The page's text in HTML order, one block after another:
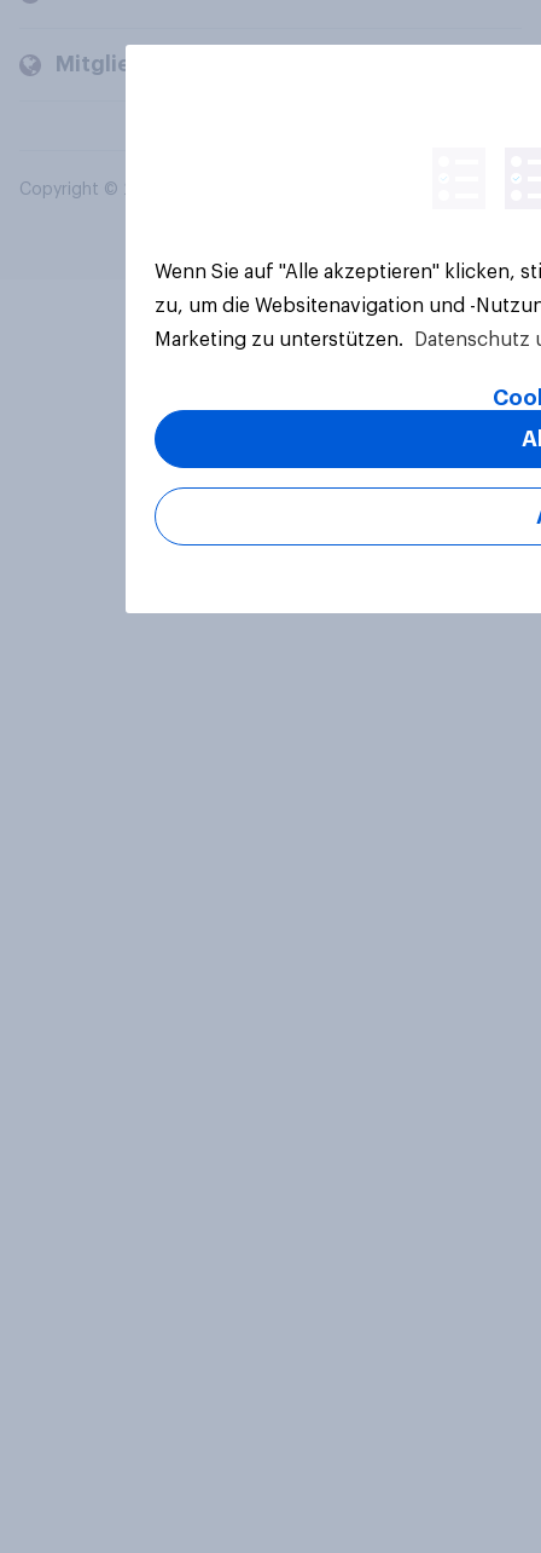
Mitglieder und Kunden
Copyright © 2026 YouGov PLC. Alle Rechte vorbehalten.
Wenn Sie auf "Alle akzeptieren" klicken,
zu, um die Websitenavigation und -
Marketing zu unterstützen.
Datenschutz